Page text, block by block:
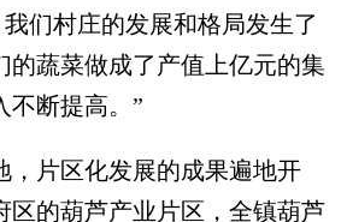
我们村庄的发展和格局发生了
的蔬菜做成了产值上亿元的集
不断提高。”
片区化发展的成果遍地开
区的葫芦产业片区，全镇葫芦